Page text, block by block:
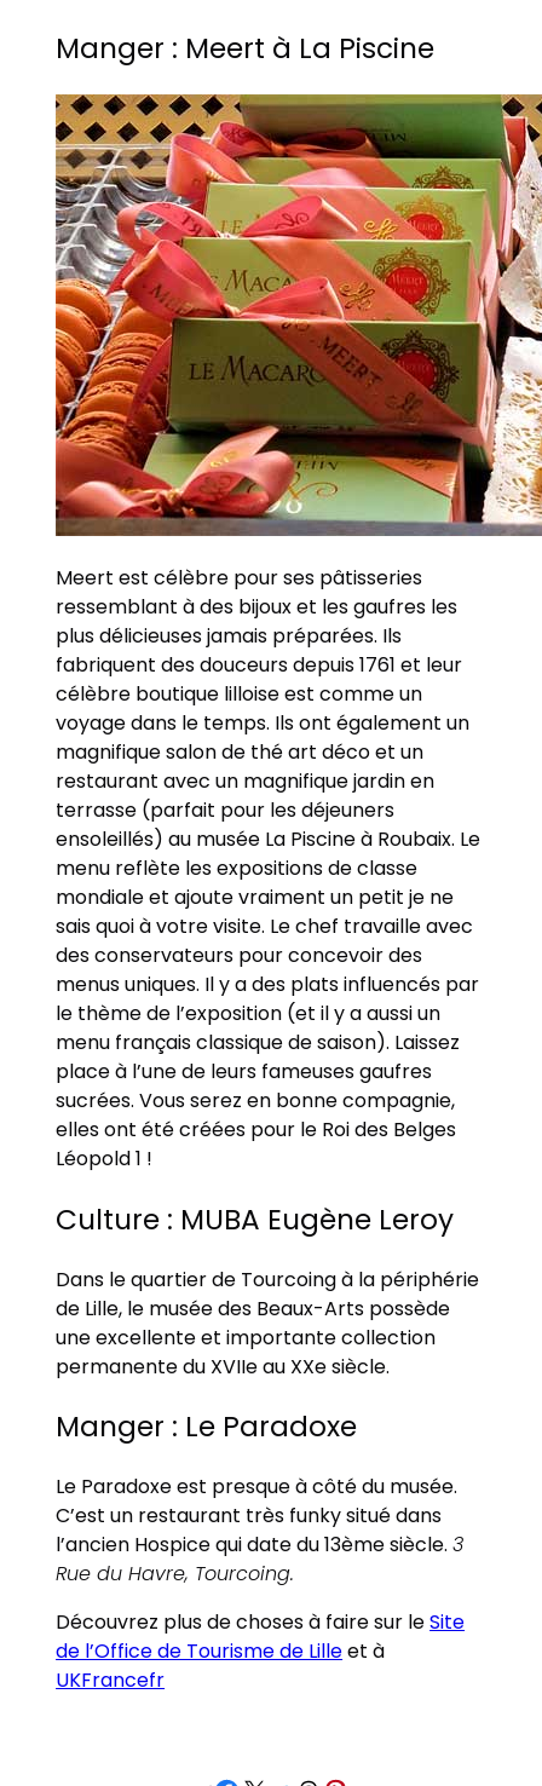
Manger : Meert à La Piscine
Meert est célèbre pour ses pâtisseries
ressemblant à des bijoux et les gaufres les
plus délicieuses jamais préparées. Ils
fabriquent des douceurs depuis 1761 et leur
célèbre boutique lilloise est comme un
voyage dans le temps. Ils ont également un
magnifique salon de thé art déco et un
restaurant avec un magnifique jardin en
terrasse (parfait pour les déjeuners
ensoleillés) au musée La Piscine à Roubaix. Le
menu reflète les expositions de classe
mondiale et ajoute vraiment un petit je ne
sais quoi à votre visite. Le chef travaille avec
des conservateurs pour concevoir des
menus uniques. Il y a des plats influencés par
le thème de l’exposition (et il y a aussi un
menu français classique de saison). Laissez
place à l’une de leurs fameuses gaufres
sucrées. Vous serez en bonne compagnie,
elles ont été créées pour le Roi des Belges
Léopold 1 !
Culture : MUBA Eugène Leroy
Dans le quartier de Tourcoing à la périphérie
de Lille, le musée des Beaux-Arts possède
une excellente et importante collection
permanente du XVIIe au XXe siècle.
Manger : Le Paradoxe
Le Paradoxe est presque à côté du musée.
C’est un restaurant très funky situé dans
l’ancien Hospice qui date du 13ème siècle.3
Rue du Havre, Tourcoing.
Découvrez plus de choses à faire sur leSite
de l’Office de Tourisme de Lilleet à
UKFrancefr